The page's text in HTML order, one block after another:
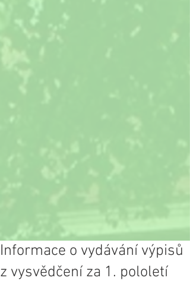
Informace o vydávání výpisů
z vysvědčení za 1. pololetí